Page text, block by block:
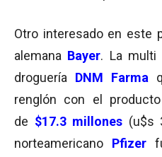
Otro interesado en este
alemana Bayer. La multi
droguería DNM Farma
renglón con el producto
de $17.3 millones (u$s
norteamericano Pfizer